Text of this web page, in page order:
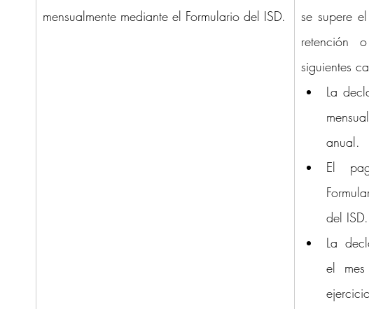
mensualmente mediante el Formulario del ISD.
se supere
retención
siguientes
La
anual.
El
del ISD.
La
el